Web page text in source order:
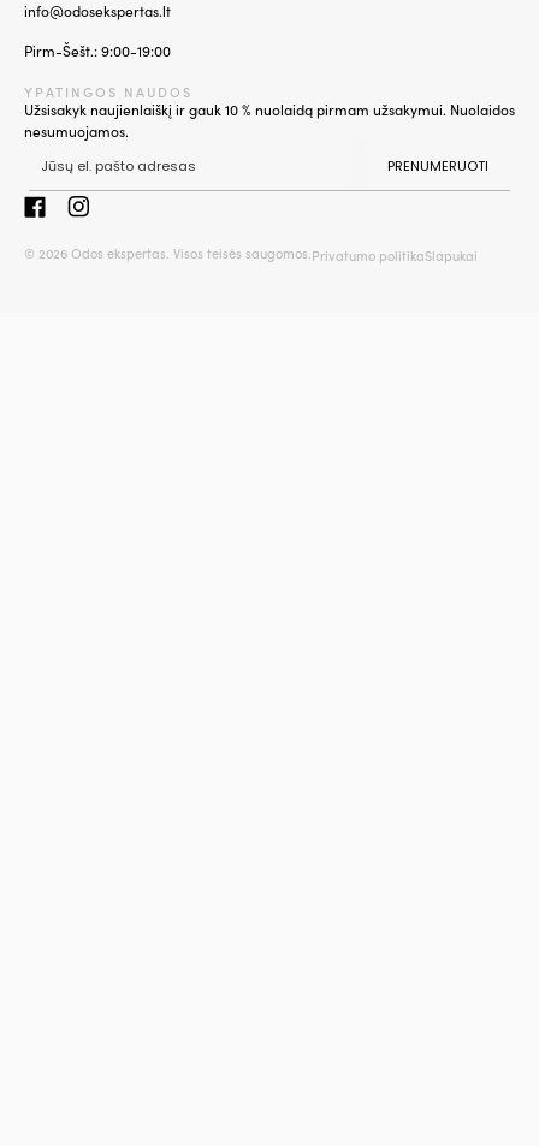
info@odosekspertas.lt
Pirm-Šešt.: 9:00-19:00
YPATINGOS NAUDOS
Užsisakyk naujienlaiškį ir gauk 10 % nuolaidą pirmam užsakymui. Nuolaidos
nesumuojamos.
PRENUMERUOTI
© 2026 Odos ekspertas. Visos teisės saugomos.Privatumo politikaSlapukai